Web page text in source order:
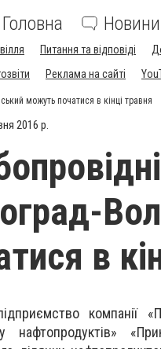
Головна Новини
Питання та відповіді
Реклама на сайті
можуть початися в кінці травня
2016 р.
в
кoмпанії
нaфтопродуктів»